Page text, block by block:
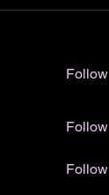
Follow
Follow
Follow